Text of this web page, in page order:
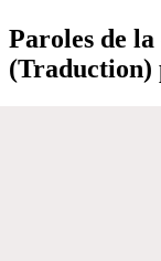
Paroles de
(Traduction)